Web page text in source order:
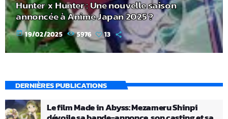
Hunter x Hunter : Une nouvelle saison
annoncée à Anime Japan 2025 ?
today 19/02/2025 5976 13
DERNIÈRES PUBLICATIONS
Le film Made in Abyss: Mezameru Shinpi